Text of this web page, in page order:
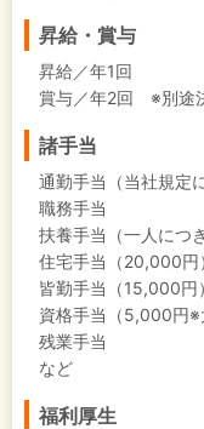
昇給・賞与
昇給／年1回
賞与／年2回 ※別途
諸手当
通勤手当（当社規定
職務手当
扶養手当（一人につ
住宅手当（20,000円
皆勤手当（15,000円）
資格手当（5,000円※
残業手当
など
福利厚生